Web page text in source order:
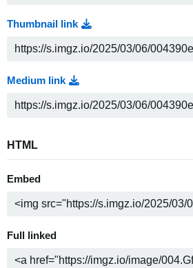
Thumbnail link
Medium link
HTML
Embed
Full linked